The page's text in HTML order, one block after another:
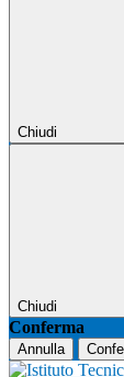
Chiudi
Chiudi
Conferma
Annulla